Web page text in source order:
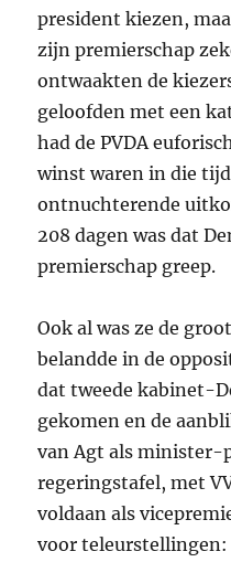
president kiezen,
zijn premierschap
ontwaakten de
geloofden met een
had dePVDA
winst waren in die
ontnuchterende
208 dagen was dat
premierschap greep.
Ook al was ze de
belandde in de
dat tweede kabinet-
gekomen en de
van Agt als minister-
regeringstafel, met
voldaan als
voor teleurstellingen: